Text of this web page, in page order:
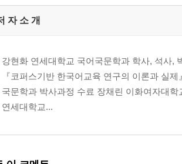
을/를, 으로
롯됨
, 처럼, 만큼
관없음
, 이든지, 이라도
일함
자 소 개
강현화 연세대학교 국어국문학과 학사, 석사,
『코퍼스기반 한국어교육 연구의 이론과 실
국문학과 박사과정 수료 장채린 이화여자대
연세대학교...